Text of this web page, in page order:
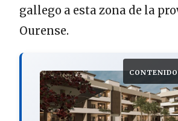
gallego a esta zona de la
Ourense.